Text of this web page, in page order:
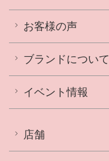
お客様の声
ブランドについて
イベント情報
店舗